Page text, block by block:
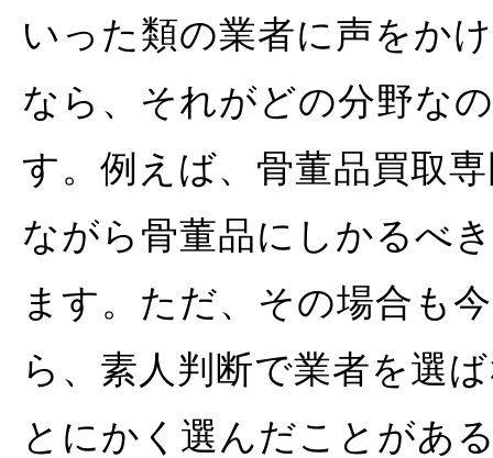
いった類の業者に声をか
なら、それがどの分野な
す。例えば、骨董品買取
ながら骨董品にしかるべ
ます。ただ、その場合も
ら、素人判断で業者を選
とにかく選んだことがあ